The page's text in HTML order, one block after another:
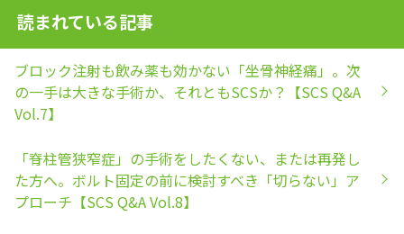
読まれている記事
ブロック注射も飲み薬も効かない「坐骨神経痛」。次
の一手は大きな手術か、それともSCSか？【SCS Q&A
Vol.7】
「脊柱管狭窄症」の手術をしたくない、または再発し
た方へ。ボルト固定の前に検討すべき「切らない」ア
プローチ【SCS Q&A Vol.8】